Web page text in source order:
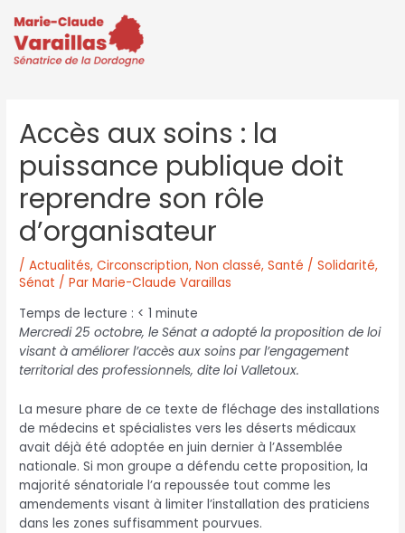
Accès aux soins : la
puissance publique doit
reprendre son rôle
d’organisateur
/Actualités,Circonscription,Non classé,Santé / Solidarité,
Sénat / ParMarie-Claude Varaillas
Temps de lecture : < 1 minute
Mercredi 25 octobre, le Sénat a adopté la proposition de loi
visant à améliorer l’accès aux soins par l’engagement
territorial des professionnels, dite loi Valletoux.
La mesure phare de ce texte de fléchage des installations
de médecins et spécialistes vers les déserts médicaux
avait déjà été adoptée en juin dernier à l’Assemblée
nationale. Si mon groupe a défendu cette proposition, la
majorité sénatoriale l’a repoussée tout comme les
amendements visant à limiter l’installation des praticiens
dans les zones suffisamment pourvues.